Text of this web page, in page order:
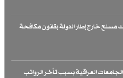
مسلح خارج إطار الدولة بقانون مكافحة
العراقية بسبب تأخر الرواتب